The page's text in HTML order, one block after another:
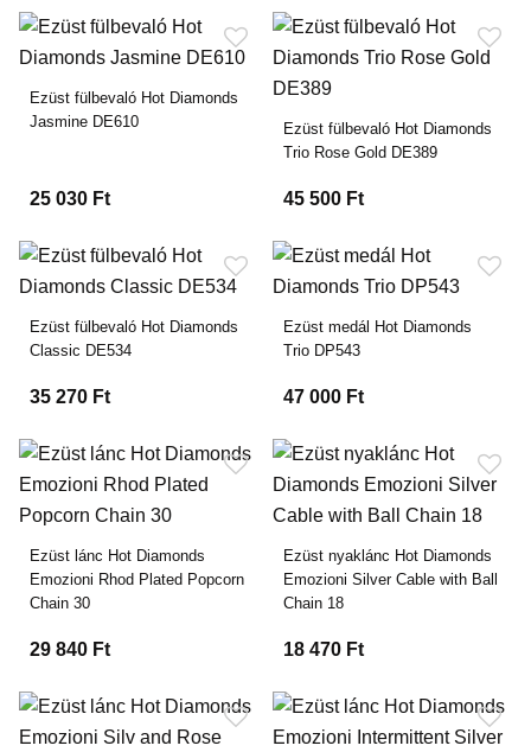
Ezüst fülbevaló Hot Diamonds
Jasmine DE610
25 030 Ft
Ezüst fülbevaló Hot Diamonds
Trio Rose Gold DE389
45 500 Ft
Ezüst fülbevaló Hot Diamonds
Classic DE534
35 270 Ft
Ezüst medál Hot Diamonds
Trio DP543
47 000 Ft
Ezüst lánc Hot Diamonds
Emozioni Rhod Plated Popcorn
Chain 30
29 840 Ft
Ezüst nyaklánc Hot Diamonds
Emozioni Silver Cable with Ball
Chain 18
18 470 Ft